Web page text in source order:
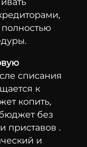
списания
к
копить,
без
приставов .
и